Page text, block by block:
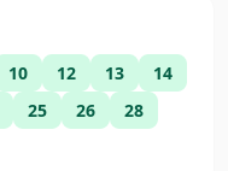
10 12 13
14
25 26
28